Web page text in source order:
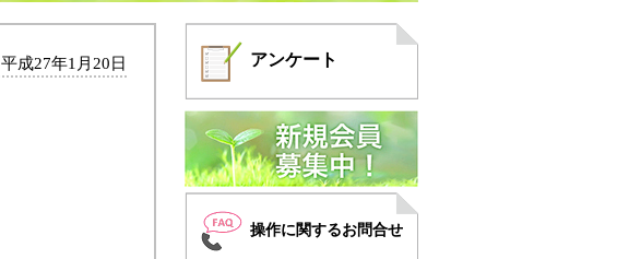
平成27年1月20日
アンケート
操作に関するお問合せ